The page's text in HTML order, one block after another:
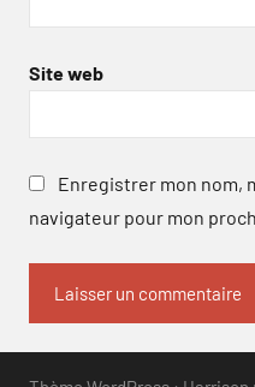
Site web
Enregistrer mon nom,
navigateur pour mon